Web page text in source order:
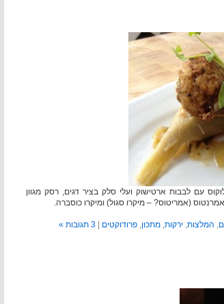
עם לבבות ארטישוק ועלי סלק בציר דגים, רסק מגוון
אמרנטוס (אמריטוס? – מיקרו סגול) ומיקרו כוסברה.
, המלצות, ירקות, מתכון, פרודוקטים 3 תגובות »